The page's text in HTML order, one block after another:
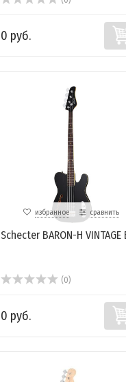
0 руб.
избранное сравнить
Schecter BARON-H VINTAGE
(0)
0 руб.